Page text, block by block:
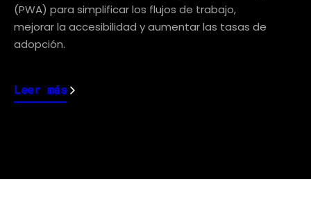
(PWA) para simplificar los flujos de trabajo,
mejorar la accesibilidad y aumentar las tasas de
adopción.
Leer más